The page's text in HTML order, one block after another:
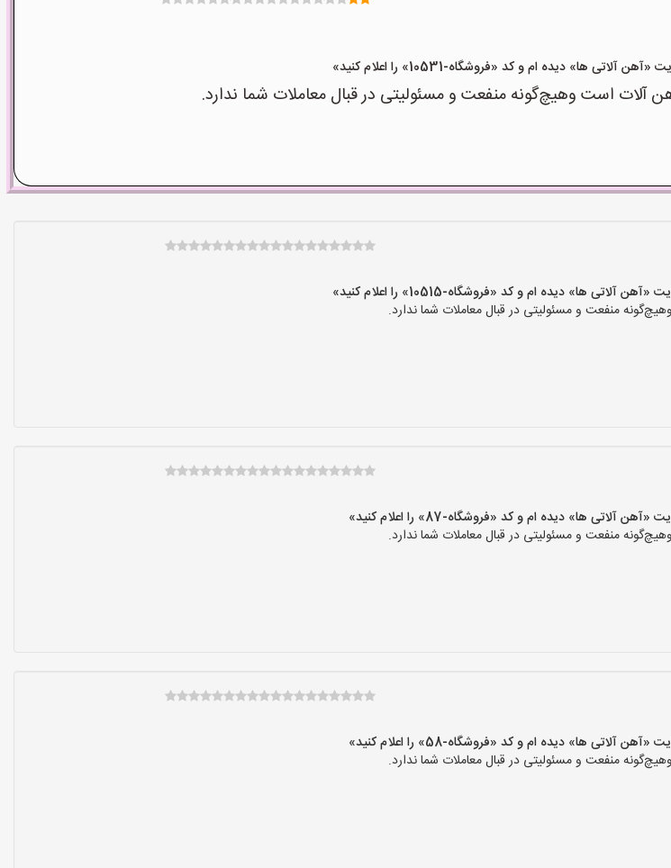
ها» دیده ام و کد «فروشگاه-10531» را اعلام کنید»
آلات است وهیچ‌گونه منفعت و مسئولیتی در قبال معاملات شما ندارد.
ها» دیده ام و کد «فروشگاه-10515» را اعلام کنید»
منفعت و مسئولیتی در قبال معاملات شما ندارد.
ها» دیده ام و کد «فروشگاه-87» را اعلام کنید»
منفعت و مسئولیتی در قبال معاملات شما ندارد.
ها» دیده ام و کد «فروشگاه-58» را اعلام کنید»
منفعت و مسئولیتی در قبال معاملات شما ندارد.